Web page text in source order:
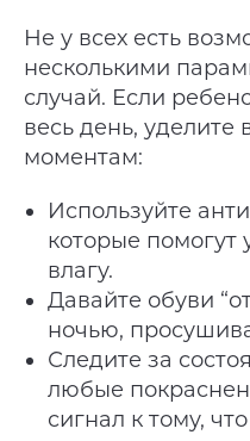
Не у всех есть
несколькими
случай. Если
весь день,
моментам:
Используйте
которые помогут
влагу.
Давайте обуви
ночью,
Следите за
любые
сигнал к тому,